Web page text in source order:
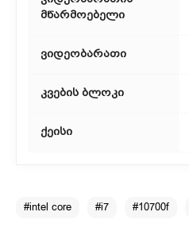
მწარმოებელი
ვიდეობარათი
კვების ბლოკი
ქეისი
#intel core #i7 #10700f